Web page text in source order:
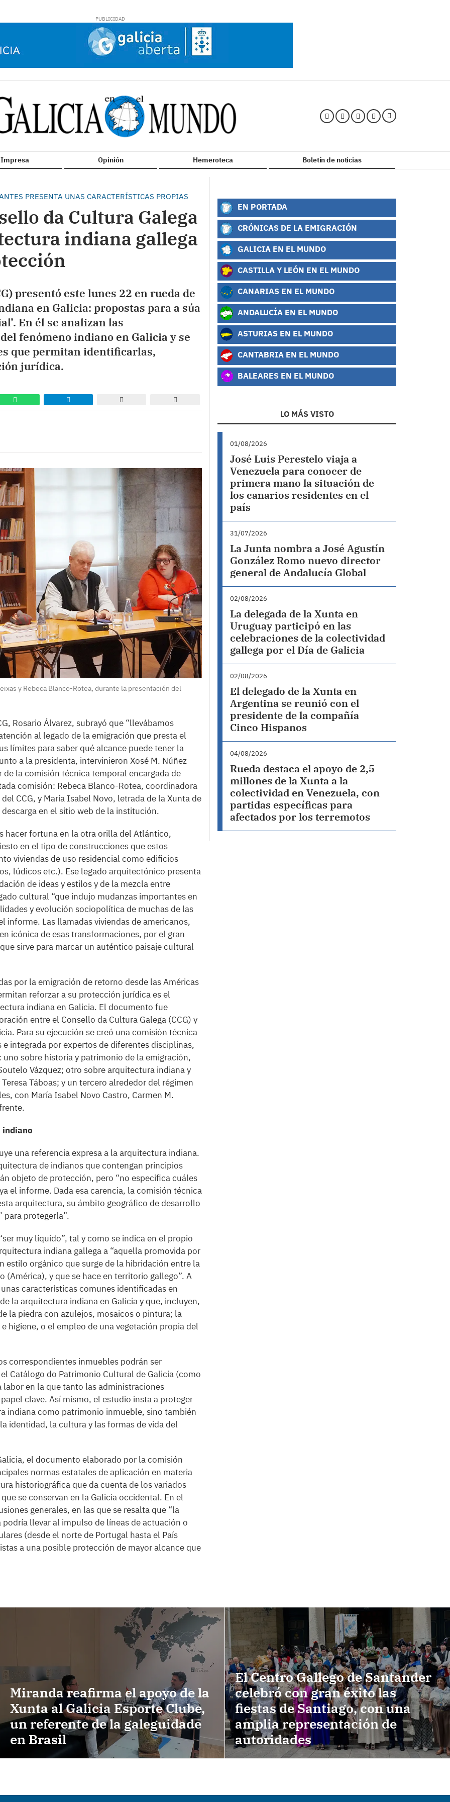
Opinión Hemeroteca Boletín de noticias
PRESENTA UNAS CARACTERÍSTICAS PROPIAS
da Cultura Galega
indiana gallega
presentó este lunes 22 en rueda de
en Galicia: propostas para a súa
En él se analizan las
fenómeno indiano en Galicia y se
que permitan identificarlas,
jurídica.
y Rebeca Blanco-Rotea, durante la presentación del
Rosario Álvarez, subrayó que “llevábamos
al legado de la emigración que presta el
límites para saber qué alcance puede tener la
a la presidenta, intervinieron Xosé M. Núñez
de la comisión técnica temporal encargada de
comisión: Rebeca Blanco-Rotea, coordinadora
CCG, y María Isabel Novo, letrada de la Xunta de
en el sitio web de la institución.
hacer fortuna en la otra orilla del Atlántico,
en el tipo de construcciones que estos
viviendas de uso residencial como edificios
lúdicos etc.). Ese legado arquitectónico presenta
de ideas y estilos y de la mezcla entre
cultural “que indujo mudanzas importantes en
y evolución sociopolítica de muchas de las
informe. Las llamadas viviendas de americanos,
icónica de esas transformaciones, por el gran
sirve para marcar un auténtico paisaje cultural
por la emigración de retorno desde las Américas
reforzar a su protección jurídica es el
indiana en Galicia. El documento fue
entre el Consello da Cultura Galega (CCG) y
Para su ejecución se creó una comisión técnica
integrada por expertos de diferentes disciplinas,
sobre historia y patrimonio de la emigración,
Vázquez; otro sobre arquitectura indiana y
Táboas; y un tercero alrededor del régimen
con María Isabel Novo Castro, Carmen M.
una referencia expresa a la arquitectura indiana.
de indianos que contengan principios
objeto de protección, pero “no especifica cuáles
el informe. Dada esa carencia, la comisión técnica
arquitectura, su ámbito geográfico de desarrollo
para protegerla”.
muy líquido”, tal y como se indica en el propio
indiana gallega a “aquella promovida por
estilo orgánico que surge de la hibridación entre la
y que se hace en territorio gallego”. A
características comunes identificadas en
la arquitectura indiana en Galicia y que, incluyen,
la piedra con azulejos, mosaicos o pintura; la
higiene, o el empleo de una vegetación propia del
correspondientes inmuebles podrán ser
Catálogo do Patrimonio Cultural de Galicia (como
en la que tanto las administraciones
clave. Así mismo, el estudio insta a proteger
indiana como patrimonio inmueble, sino también
identidad, la cultura y las formas de vida del
el documento elaborado por la comisión
normas estatales de aplicación en materia
historiográfica que da cuenta de los variados
se conservan en la Galicia occidental. En el
generales, en las que se resalta que “la
llevar al impulso de líneas de actuación o
(desde el norte de Portugal hasta el País
a una posible protección de mayor alcance que
EN PORTADA
CRÓNICAS DE LA EMIGRACIÓN
GALICIA EN EL MUNDO
CASTILLA Y LEÓN EN EL MUNDO
CANARIAS EN EL MUNDO
ANDALUCÍA EN EL MUNDO
ASTURIAS EN EL MUNDO
CANTABRIA EN EL MUNDO
BALEARES EN EL MUNDO
LO MÁS VISTO
01/08/2026
José Luis Perestelo viaja a
Venezuela para conocer de
primera mano la situación de
los canarios residentes en el
país
31/07/2026
La Junta nombra a José Agustín
González Romo nuevo director
general de Andalucía Global
02/08/2026
La delegada de la Xunta en
Uruguay participó en las
celebraciones de la colectividad
gallega por el Día de Galicia
02/08/2026
El delegado de la Xunta en
Argentina se reunió con el
presidente de la compañía
Cinco Hispanos
04/08/2026
Rueda destaca el apoyo de 2,5
millones de la Xunta a la
colectividad en Venezuela, con
partidas específicas para
afectados por los terremotos
Miranda reafirma el apoyo de la
Xunta al Galicia Esporte Clube,
un referente de la galeguidade
en Brasil
El Centro Gallego de Santander
celebró con gran éxito las
fiestas de Santiago, con una
amplia representación de
autoridades